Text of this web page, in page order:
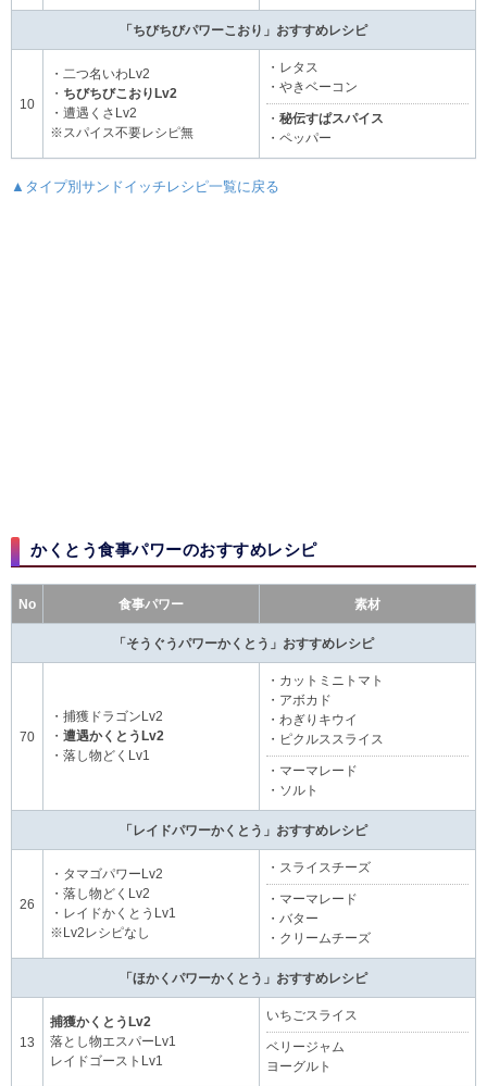
「ちびちびパワーこおり」おすすめレシピ
10
・二つ名いわLv2
・ ちびちびこおりLv2
・遭遇くさLv2
※スパイス不要レシピ無
・レタス
・やきベーコン
・ 秘伝すぱスパイス
・ペッパー
▲タイプ別サンドイッチレシピ一覧に戻る
かくとう食事パワーのおすすめレシピ
No 食事パワー 素材
「そうぐうパワーかくとう」おすすめレシピ
70
・捕獲ドラゴンLv2
・ 遭遇かくとうLv2
・落し物どくLv1
・カットミニトマト
・アボカド
・わぎりキウイ
・ピクルススライス
・マーマレード
・ソルト
「レイドパワーかくとう」おすすめレシピ
26
・タマゴパワーLv2
・落し物どくLv2
・レイドかくとうLv1
※Lv2レシピなし
・スライスチーズ
・マーマレード
・バター
・クリームチーズ
「ほかくパワーかくとう」おすすめレシピ
13
捕獲かくとうLv2
落とし物エスパーLv1
レイドゴーストLv1
いちごスライス
ベリージャム
ヨーグルト